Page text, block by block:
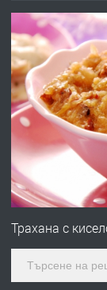
ПРЕДЛАГА
ПРЕДЛАГА
Трахана с